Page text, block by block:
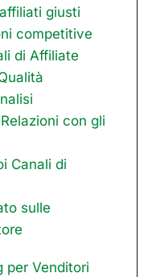
giusti
competitive
di Affiliate
con gli
Canali di
sulle
per Venditori